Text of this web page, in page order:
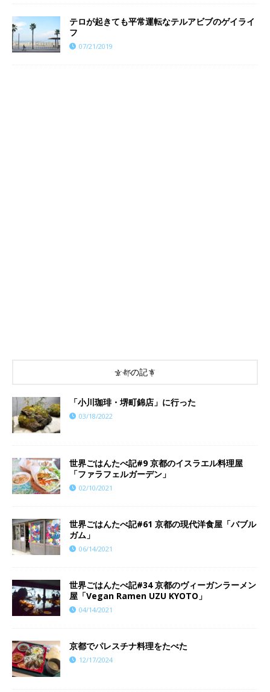
テロが起きても平常運転なテルアビブのゲイライ
フ
07/21/2019
京都の記事
「小川珈琲・堺町錦店」に行った
03/18/2022
世界ごはんたべ記#9 京都のイスラエル料理屋
「ファラフェルガーデン」
02/10/2021
世界ごはんたべ記#61 京都の現代洋食屋「バブル
ガム」
06/14/2021
世界ごはんたべ記#34 京都のヴィーガンラーメン
屋「Vegan Ramen UZU KYOTO」
04/14/2021
京都でパレスチナ料理をたべた
12/17/2024